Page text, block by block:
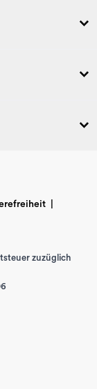
zuzüglich